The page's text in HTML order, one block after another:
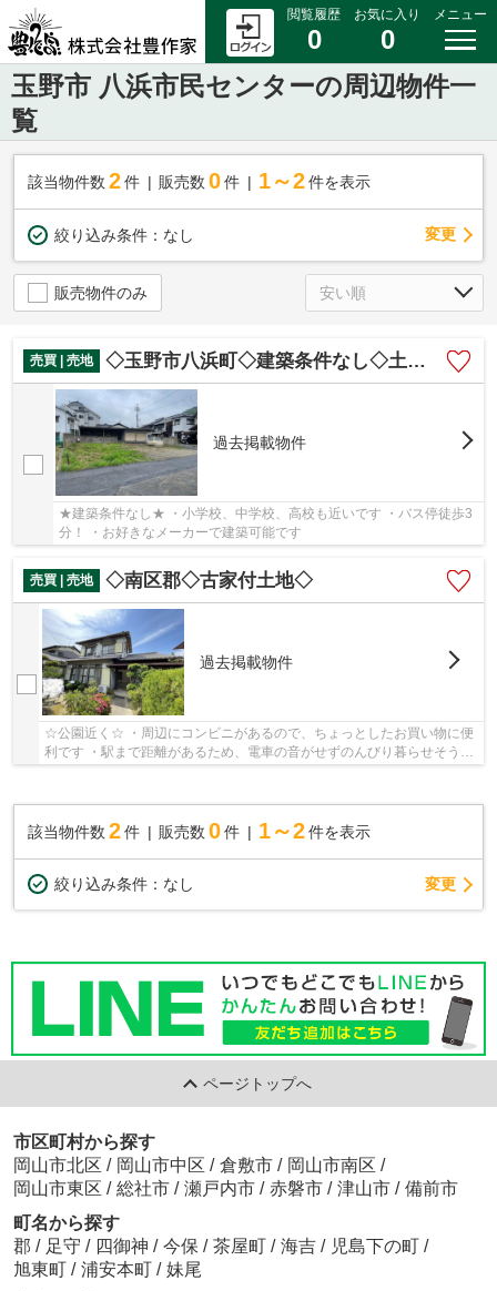
閲覧履歴
0
お気に入り
0
メニュー
玉野市 八浜市民センターの周辺物件一
覧
該当物件数 2件 販売数 0 件 1～2 件を表示
絞り込み条件： なし 変更
販売物件のみ
売買 | 売地 ◇玉野市八浜町◇建築条件なし◇土地◇
過去掲載物件
★建築条件なし★ ・小学校、中学校、高校も近いです ・バス停徒歩3
分！ ・お好きなメーカーで建築可能です
売買 | 売地 ◇南区郡◇古家付土地◇
過去掲載物件
☆公園近く☆ ・周辺にコンビニがあるので、ちょっとしたお買い物に便
利です ・駅まで距離があるため、電車の音がせずのんびり暮らせそう。
該当物件数 2件 販売数 0 件 1～2 件を表示
絞り込み条件： なし 変更
ページトップへ
市区町村から探す
岡山市北区 / 岡山市中区 / 倉敷市 / 岡山市南区 /
岡山市東区 / 総社市 / 瀬戸内市 / 赤磐市 / 津山市 / 備前市
町名から探す
郡 / 足守 / 四御神 / 今保 / 茶屋町 / 海吉 / 児島下の町 /
旭東町 / 浦安本町 / 妹尾